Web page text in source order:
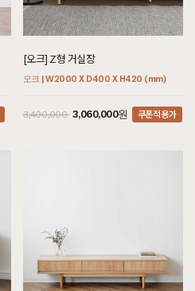
[오크] Z형 거실장
오크 | W2000 X D400 X H420 (mm)
3,400,000 3,060,000원 쿠폰적용가